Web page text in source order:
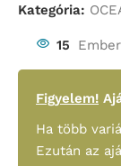
Kategória:
15
Figyelem!
Ha több
Ezután az